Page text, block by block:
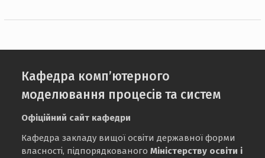
Кафедра комп’ютерного
моделювання процесів та систем
Офіційний сайт кафедри
Кафедра закладу вищої освіти державної форми
власності, підпорядкованогоМіністерству освіти і